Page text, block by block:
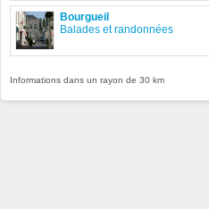
Bourgueil
Balades et randonnées
Informations dans un rayon de 30 km